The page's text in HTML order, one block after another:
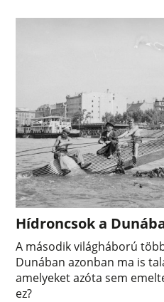
Hídroncsok a
A második világháború
Dunában azonban ma is
amelyeket azóta sem
ez?